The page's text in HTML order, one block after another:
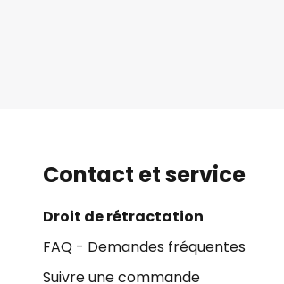
Contact et service
Droit de rétractation
FAQ - Demandes fréquentes
Suivre une commande